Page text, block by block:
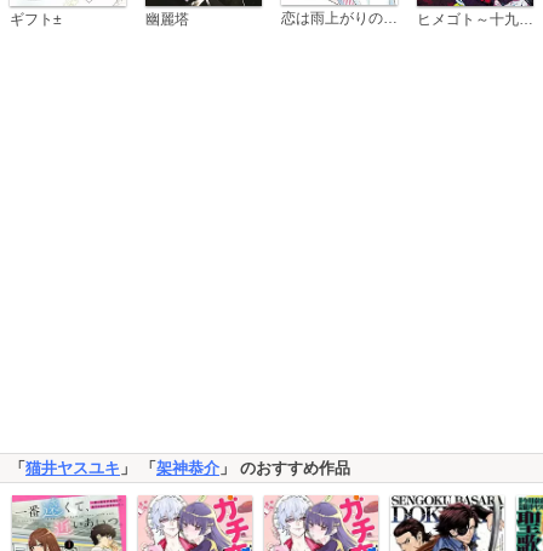
ギフト± 幽麗塔 恋は雨上がりのように
「猫井ヤスユキ 」 「架神恭介 」 のおすすめ作品